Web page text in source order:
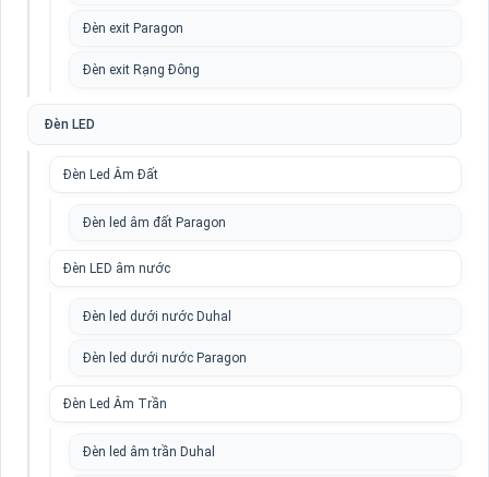
Đèn exit Paragon
Đèn exit Rạng Đông
Đèn LED
Đèn Led Âm Đất
Đèn led âm đất Paragon
Đèn LED âm nước
Đèn led dưới nước Duhal
Đèn led dưới nước Paragon
Đèn Led Âm Trần
Đèn led âm trần Duhal